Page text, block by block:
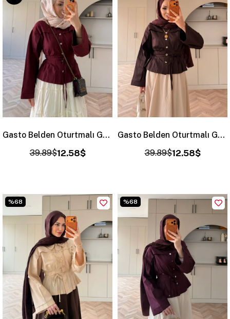
Gasto Belden Oturtmalı Gömlek Bordo (2015)
12.58$
39.89$
Gasto Belden Oturtmalı Gömlek Acı Kahve (2015)
12.58$
39.89$
%68 %68